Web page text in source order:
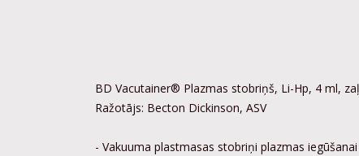
BD Vacutainer® Plazmas stobriņš, Li-Hp, 4 ml,
Ražotājs: Becton Dickinson, ASV
- Vakuuma plastmasas stobriņi plazmas